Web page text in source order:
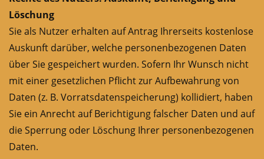
Löschung
Sie als Nutzer erhalten auf Antrag Ihrerseits kostenlose
Auskunft darüber, welche personenbezogenen Daten
über Sie gespeichert wurden. Sofern Ihr Wunsch nicht
mit einer gesetzlichen Pflicht zur Aufbewahrung von
Daten (z. B. Vorratsdatenspeicherung) kollidiert, haben
Sie ein Anrecht auf Berichtigung falscher Daten und auf
die Sperrung oder Löschung Ihrer personenbezogenen
Daten.